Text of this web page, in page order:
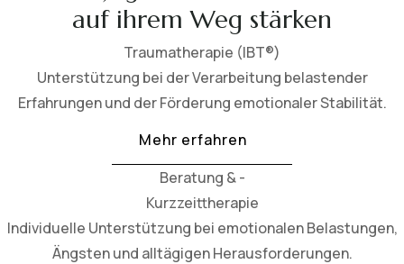
auf ihrem Weg stärken
Traumatherapie (IBT®)
Unterstützung bei der Verarbeitung belastender
Erfahrungen und der Förderung emotionaler Stabilität.
Mehr erfahren
Beratung & -
Kurzzeittherapie
Individuelle Unterstützung bei emotionalen Belastungen,
Ängsten und alltägigen Herausforderungen.